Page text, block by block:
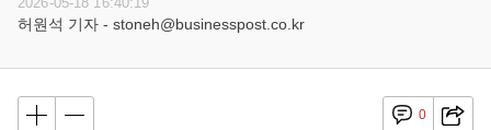
허원석 기자 - stoneh@businesspost.co.kr
0